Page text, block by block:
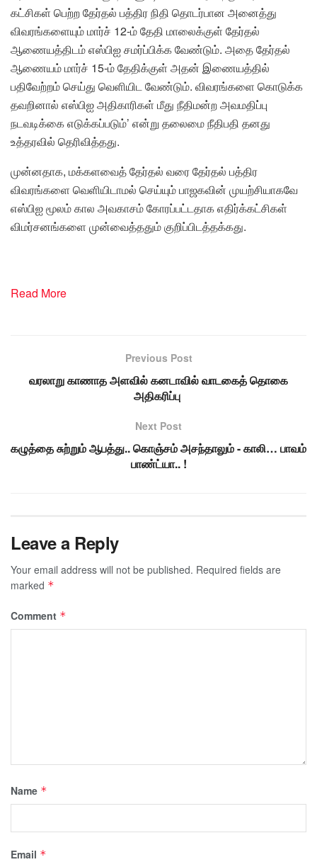
கட்சிகள் பெற்ற தேர்தல் பத்திர நிதி தொடர்பான அனைத்து
விவரங்களையும் மார்ச் 12-ம் தேதி மாலைக்குள் தேர்தல்
ஆணையத்திடம் எஸ்பிஐ சமர்ப்பிக்க வேண்டும். அதை தேர்தல்
ஆணையம் மார்ச் 15-ம் தேதிக்குள் அதன் இணையத்தில்
பதிவேற்றம் செய்து வெளியிட வேண்டும். விவரங்களை கொடுக்க
தவறினால் எஸ்பிஐ அதிகாரிகள் மீது நீதிமன்ற அவமதிப்பு
நடவடிக்கை எடுக்கப்படும்’ என்று தலைமை நீதிபதி தனது
உத்தரவில் தெரிவித்தது.
முன்னதாக, மக்களவைத் தேர்தல் வரை தேர்தல் பத்திர
விவரங்களை வெளியிடாமல் செய்யும் பாஜகவின் முயற்சியாகவே
எஸ்பிஐ மூலம் கால அவகாசம் கோரப்பட்டதாக எதிர்க்கட்சிகள்
விமர்சனங்களை முன்வைத்ததும் குறிப்பிடத்தக்கது.
Read More
Previous Post
வரலாறு காணாத அளவில் கனடாவில் வாடகைத் தொகை
அதிகரிப்பு
Next Post
கழுத்தை சுற்றும் ஆபத்து.. கொஞ்சம் அசந்தாலும் - காலி… பாவம்
பாண்ட்யா.. !
Leave a Reply
Your email address will not be published. Required fields are
marked *
Comment *
Name *
Email *